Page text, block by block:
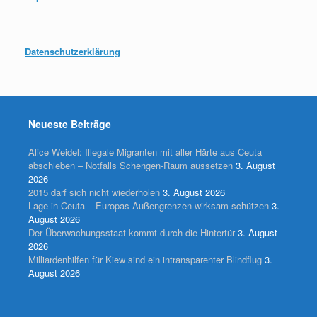
Datenschutzerklärung
Neueste Beiträge
Alice Weidel: Illegale Migranten mit aller Härte aus Ceuta
abschieben – Notfalls Schengen-Raum aussetzen 3. August
2026
2015 darf sich nicht wiederholen 3. August 2026
Lage in Ceuta – Europas Außengrenzen wirksam schützen 3.
August 2026
Der Überwachungsstaat kommt durch die Hintertür 3. August
2026
Milliardenhilfen für Kiew sind ein intransparenter Blindflug 3.
August 2026